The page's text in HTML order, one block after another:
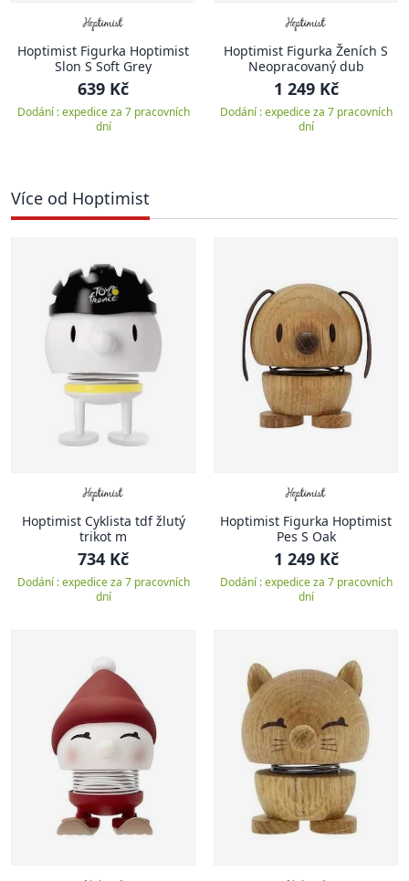
Hoptimist Figurka Hoptimist
Slon S Soft Grey
639 Kč
Dodání : expedice za 7 pracovních
dní
Hoptimist Figurka Ženích S
Neopracovaný dub
1 249 Kč
Dodání : expedice za 7 pracovních
dní
Více od Hoptimist
Hoptimist Cyklista tdf žlutý
trikot m
734 Kč
Dodání : expedice za 7 pracovních
dní
Hoptimist Figurka Hoptimist
Pes S Oak
1 249 Kč
Dodání : expedice za 7 pracovních
dní